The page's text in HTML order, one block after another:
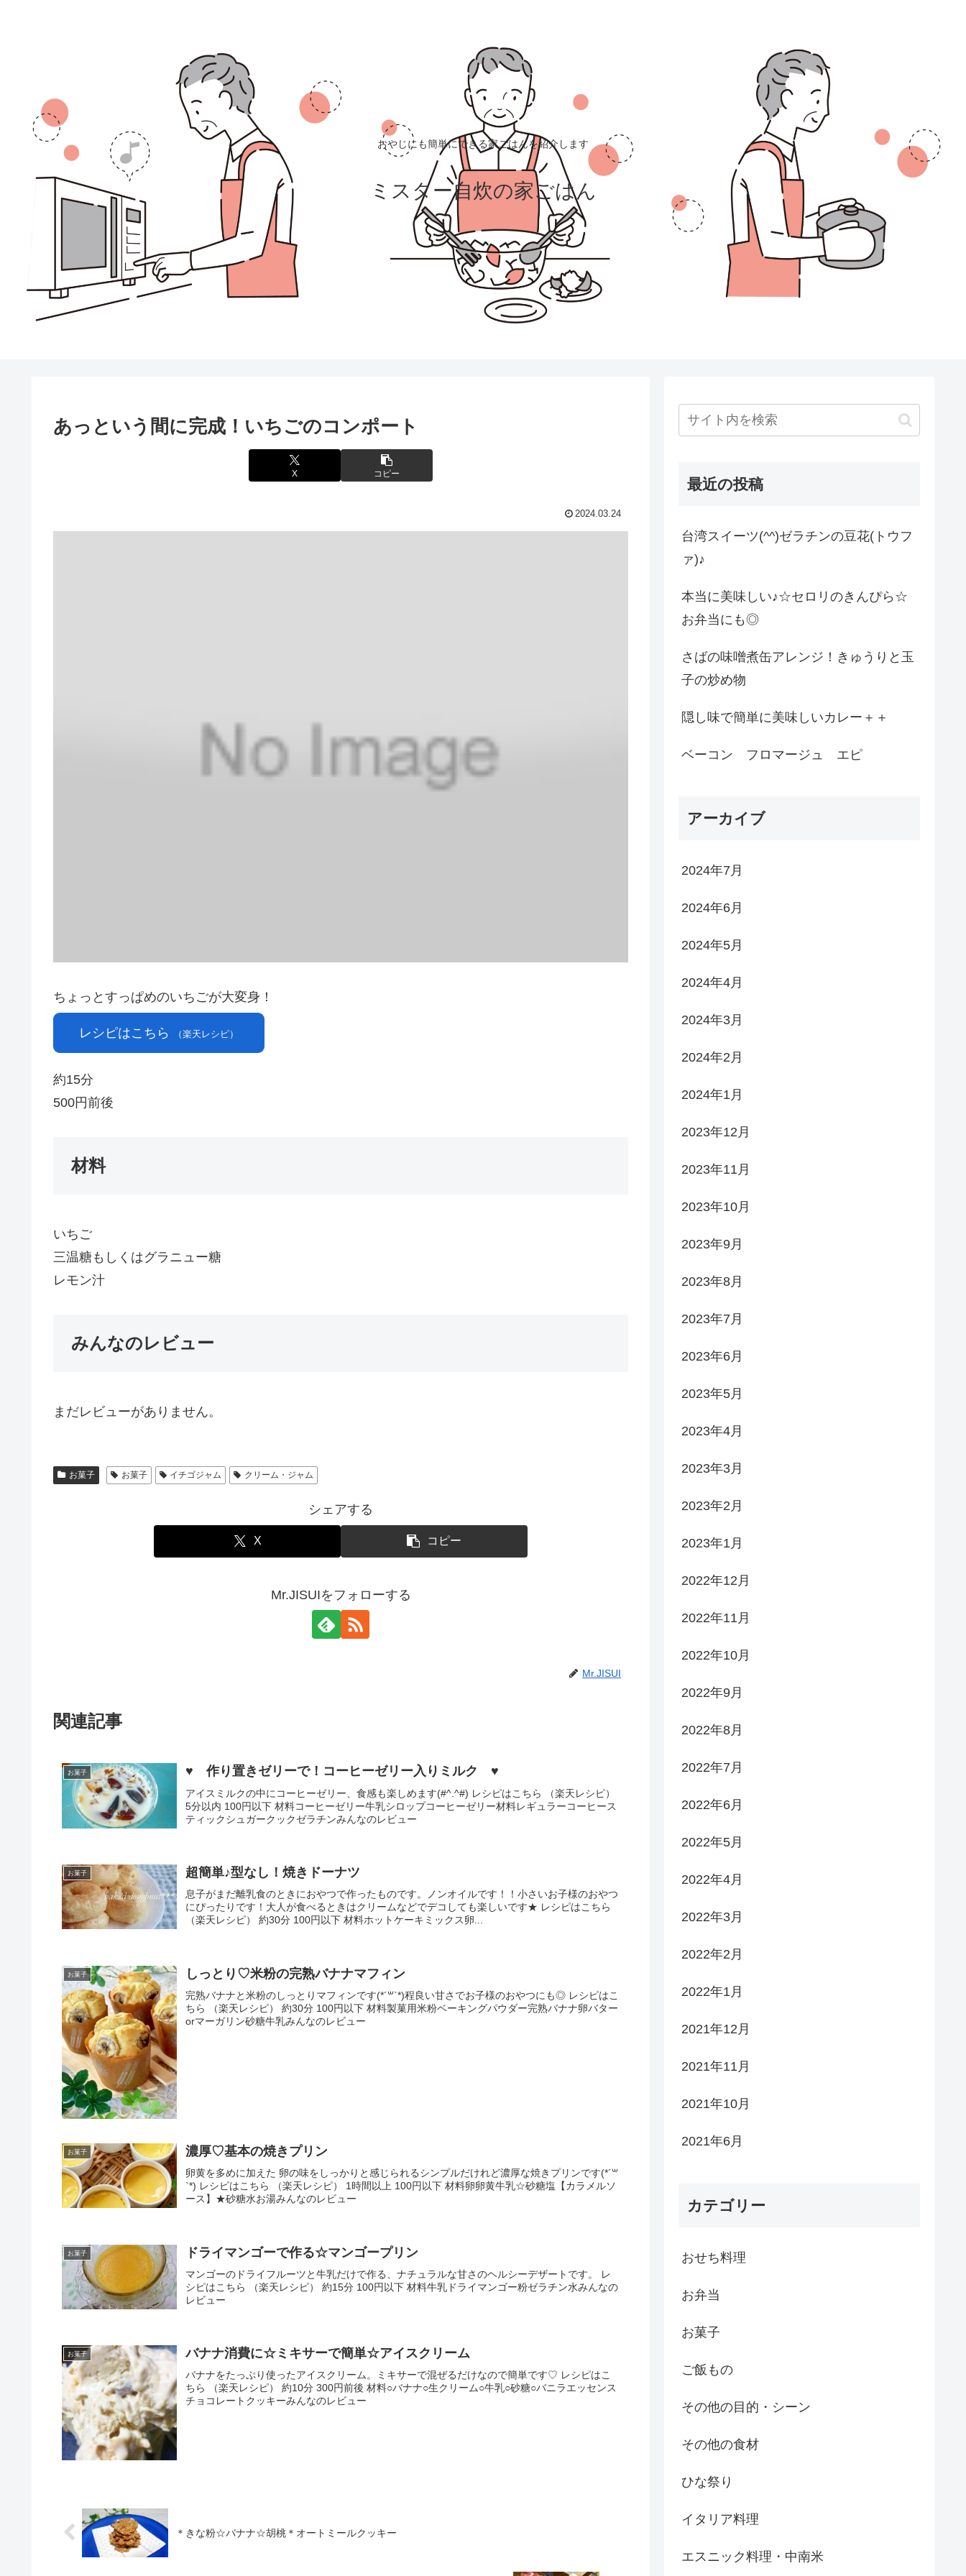
おやじにも簡単にできる家ごはんを紹介します
ミスター自炊の家ごはん
あっという間に完成！いちごのコンポート
X コピー
2024.03.24
ちょっとすっぱめのいちごが大変身！
レシピはこちら （楽天レシピ）
約15分
500円前後
材料
いちご
三温糖もしくはグラニュー糖
レモン汁
みんなのレビュー
まだレビューがありません。
お菓子 お菓子 イチゴジャム クリーム・ジャム
シェアする
X コピー
Mr.JISUIをフォローする
Mr.JISUI
関連記事
お菓子 ♥ 作り置きゼリーで！コーヒーゼリー入りミルク ♥
アイスミルクの中にコーヒーゼリー、食感も楽しめます(#^.^#) レシピはこちら （楽天レシピ）
5分以内 100円以下 材料コーヒーゼリー牛乳シロップコーヒーゼリー材料レギュラーコーヒース
ティックシュガークックゼラチンみんなのレビュー
お菓子 超簡単♪型なし！焼きドーナツ
息子がまだ離乳食のときにおやつで作ったものです。ノンオイルです！！小さいお子様のおやつ
にぴったりです！大人が食べるときはクリームなどでデコしても楽しいです★ レシピはこちら
（楽天レシピ） 約30分 100円以下 材料ホットケーキミックス卵...
お菓子 しっとり♡米粉の完熟バナナマフィン
完熟バナナと米粉のしっとりマフィンです(*´꒳`*)程良い甘さでお子様のおやつにも◎ レシピはこ
ちら （楽天レシピ） 約30分 100円以下 材料製菓用米粉ベーキングパウダー完熟バナナ卵バター
orマーガリン砂糖牛乳みんなのレビュー
お菓子 濃厚♡基本の焼きプリン
卵黄を多めに加えた 卵の味をしっかりと感じられるシンプルだけれど濃厚な焼きプリンです(*´꒳
`*) レシピはこちら （楽天レシピ） 1時間以上 100円以下 材料卵卵黄牛乳☆砂糖塩【カラメルソ
ース】★砂糖水お湯みんなのレビュー
お菓子 ドライマンゴーで作る☆マンゴープリン
マンゴーのドライフルーツと牛乳だけで作る、ナチュラルな甘さのヘルシーデザートです。 レ
シピはこちら （楽天レシピ） 約15分 100円以下 材料牛乳ドライマンゴー粉ゼラチン水みんなの
レビュー
お菓子 バナナ消費に☆ミキサーで簡単☆アイスクリーム
バナナをたっぷり使ったアイスクリーム。ミキサーで混ぜるだけなので簡単です♡ レシピはこ
ちら （楽天レシピ） 約10分 300円前後 材料○バナナ○生クリーム○牛乳○砂糖○バニラエッセンス
チョコレートクッキーみんなのレビュー
＊きな粉☆バナナ☆胡桃＊オートミールクッキー
最近の投稿
台湾スイーツ(^^)ゼラチンの豆花(トウフ
ァ)♪
本当に美味しい♪☆セロリのきんぴら☆
お弁当にも◎
さばの味噌煮缶アレンジ！きゅうりと玉
子の炒め物
隠し味で簡単に美味しいカレー＋＋
ベーコン フロマージュ エピ
アーカイブ
2024年7月
2024年6月
2024年5月
2024年4月
2024年3月
2024年2月
2024年1月
2023年12月
2023年11月
2023年10月
2023年9月
2023年8月
2023年7月
2023年6月
2023年5月
2023年4月
2023年3月
2023年2月
2023年1月
2022年12月
2022年11月
2022年10月
2022年9月
2022年8月
2022年7月
2022年6月
2022年5月
2022年4月
2022年3月
2022年2月
2022年1月
2021年12月
2021年11月
2021年10月
2021年6月
カテゴリー
おせち料理
お弁当
お菓子
ご飯もの
その他の目的・シーン
その他の食材
ひな祭り
イタリア料理
エスニック料理・中南米